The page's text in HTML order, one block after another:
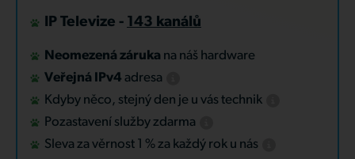
IP Televize - 143 kanálů
Neomezená záruka na náš hardware
Veřejná IPv4 adresa
Kdyby něco, stejný den je u vás technik
Pozastavení služby zdarma
Sleva za věrnost 1 % za každý rok u nás